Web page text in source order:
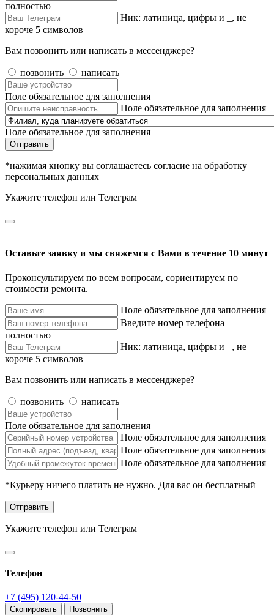
полностью
Ник: латиница, цифры и _, не
короче 5 символов
Вам позвонить или написать в мессенджере?
позвонить написать
Поле обязательное для заполнения
Поле обязательное для заполнения
Поле обязательное для заполнения
Отправить
*нажимая кнопку вы соглашаетесь согласие на обработку
персональных данных
Укажите телефон или Телеграм
Оставьте заявку и мы свяжемся с Вами в течение 10 минут
Проконсультируем по всем вопросам, сориентируем по
стоимости ремонта.
Поле обязательное для заполнения
Введите номер телефона
полностью
Ник: латиница, цифры и _, не
короче 5 символов
Вам позвонить или написать в мессенджере?
позвонить написать
Поле обязательное для заполнения
Поле обязательное для заполнения
Поле обязательное для заполнения
Поле обязательное для заполнения
*Курьеру ничего платить не нужно. Для вас он бесплатный
Отправить
Укажите телефон или Телеграм
Телефон
+7 (495) 120-44-50
Скопировать Позвонить